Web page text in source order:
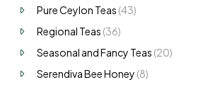
Pure Ceylon Teas (43)
Regional Teas (36)
Seasonal and Fancy Teas (20)
Serendiva Bee Honey (8)